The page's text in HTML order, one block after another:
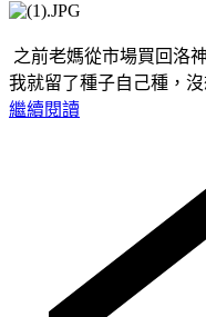
之前老媽從市場買回洛
我就留了種子自己種，
繼續閱讀